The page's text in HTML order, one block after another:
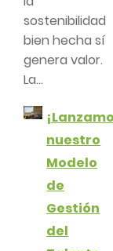
sostenibilidad
bien hecha sí
genera valor.
La...
nuestro
Modelo
de
Gestión
del